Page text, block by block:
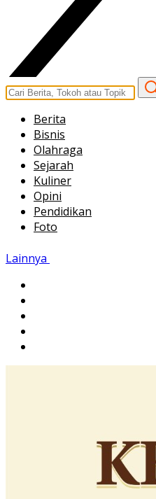
Berita
Bisnis
Olahraga
Sejarah
Kuliner
Opini
Pendidikan
Foto
Lainnya